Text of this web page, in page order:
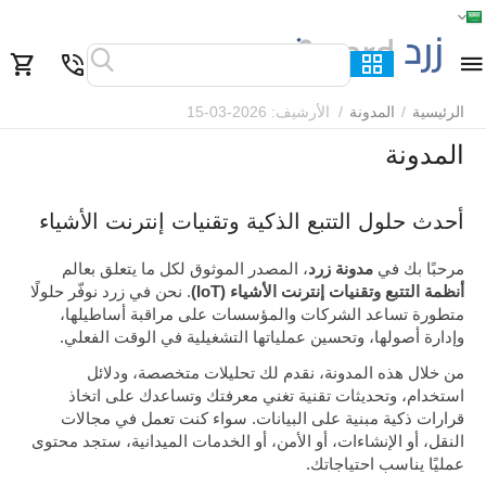
الرئيسية / المدونة / الأرشيف: 2026-03-15
المدونة
أحدث حلول التتبع الذكية وتقنيات إنترنت الأشياء
مرحبًا بك في مدونة زرد، المصدر الموثوق لكل ما يتعلق بعالم
أنظمة التتبع وتقنيات إنترنت الأشياء (IoT)
. نحن في زرد نوفّر حلولًا
متطورة تساعد الشركات والمؤسسات على مراقبة أساطيلها،
وإدارة أصولها، وتحسين عملياتها التشغيلية في الوقت الفعلي.
من خلال هذه المدونة، نقدم لك تحليلات متخصصة، ودلائل
استخدام، وتحديثات تقنية تغني معرفتك وتساعدك على اتخاذ
قرارات ذكية مبنية على البيانات. سواء كنت تعمل في مجالات
النقل، أو الإنشاءات، أو الأمن، أو الخدمات الميدانية، ستجد محتوى
عمليًا يناسب احتياجاتك.
الرئيسية القائمة بحث السلة قائمة المفضلة